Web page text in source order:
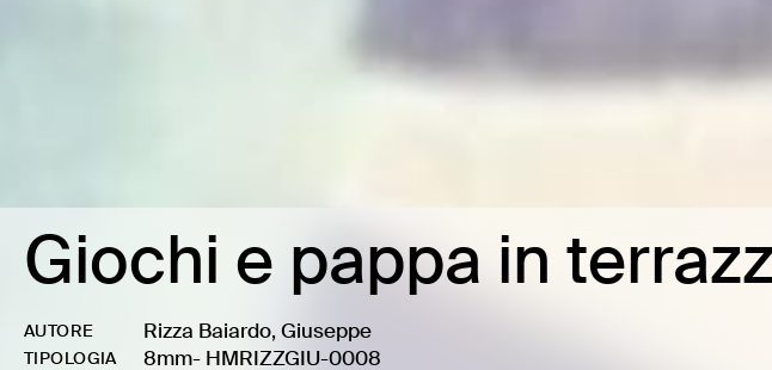
Giochi e pappa in
AUTORE Rizza Baiardo, Giuseppe
TIPOLOGIA 8mm- HMRIZZGIU-0008